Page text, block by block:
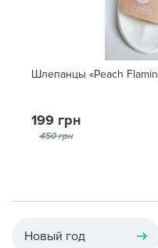
Шлепанцы «Peach
199 грн
450 грн
Новый год